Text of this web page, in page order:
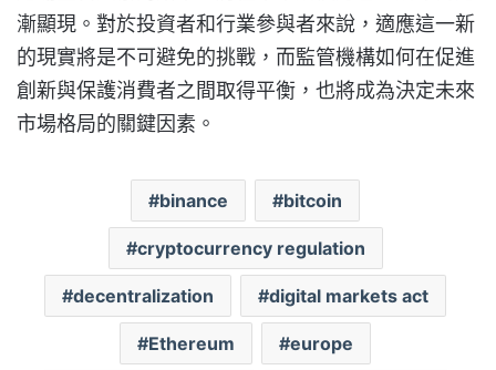
漸顯現。對於投資者和行業參與者來說，適應這一新
的現實將是不可避免的挑戰，而監管機構如何在促進
創新與保護消費者之間取得平衡，也將成為決定未來
市場格局的關鍵因素。
binance bitcoin
cryptocurrency regulation
decentralization digital markets act
Ethereum europe